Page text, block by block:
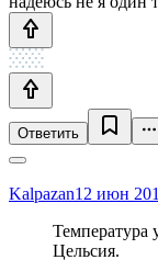
Ответить
Kalpazan12 июн
Температура
Цельсия.